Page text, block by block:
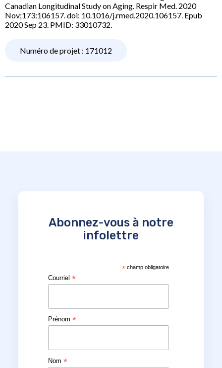
Canadian Longitudinal Study on Aging. Respir Med. 2020
Nov;173:106157. doi: 10.1016/j.rmed.2020.106157. Epub
2020 Sep 23. PMID: 33010732.
Numéro de projet : 171012
Abonnez-vous à notre
infolettre
*champ obligatoire
Courriel*
Prénom*
Nom*